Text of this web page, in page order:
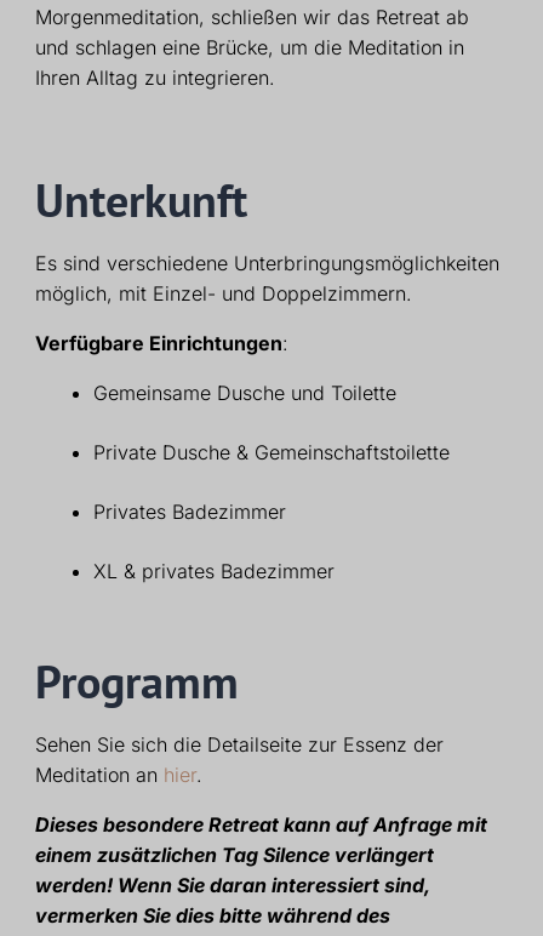
Morgenmeditation, schließen wir das Retreat ab
und schlagen eine Brücke, um die Meditation in
Ihren Alltag zu integrieren.
Unterkunft
Es sind verschiedene Unterbringungsmöglichkeiten
möglich, mit Einzel- und Doppelzimmern.
Verfügbare Einrichtungen:
Gemeinsame Dusche und Toilette
Private Dusche & Gemeinschaftstoilette
Privates Badezimmer
XL & privates Badezimmer
Programm
Sehen Sie sich die Detailseite zur Essenz der
Meditation an hier.
Dieses besondere Retreat kann auf Anfrage mit
einem zusätzlichen Tag Silence verlängert
werden! Wenn Sie daran interessiert sind,
vermerken Sie dies bitte während des